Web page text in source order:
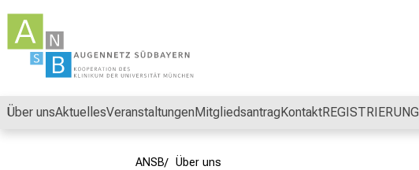
Über unsAktuellesVeranstaltungenMitgliedsantragKontaktREGISTRIERUNG
ANSB Über uns